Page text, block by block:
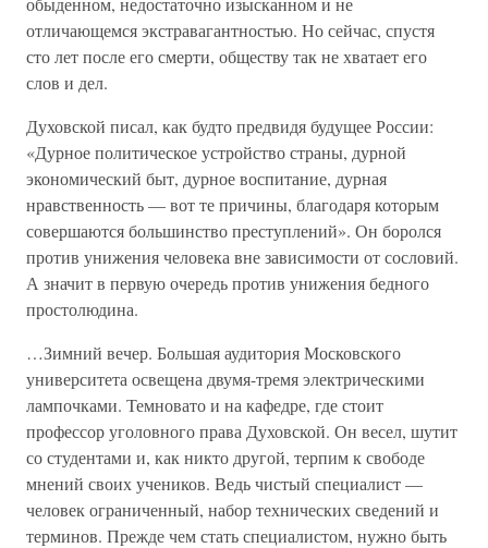
отличающемся экстравагантностью. Но сейчас, спустя
сто лет после его смерти, обществу так не хватает его
слов и дел.
Духовской писал, как будто предвидя будущее России:
«Дурное политическое устройство страны, дурной
экономический быт, дурное воспитание, дурная
нравственность — вот те причины, благодаря которым
совершаются большинство преступлений». Он боролся
против унижения человека вне зависимости от сословий.
А значит в первую очередь против унижения бедного
простолюдина.
…Зимний вечер. Большая аудитория Московского
университета освещена двумя-тремя электрическими
лампочками. Темновато и на кафедре, где стоит
профессор уголовного права Духовской. Он весел, шутит
со студентами и, как никто другой, терпим к свободе
мнений своих учеников. Ведь чистый специалист —
человек ограниченный, набор технических сведений и
терминов. Прежде чем стать специалистом, нужно быть